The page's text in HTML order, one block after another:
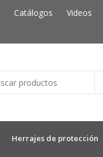
Catálogos Videos
Herrajes de protección